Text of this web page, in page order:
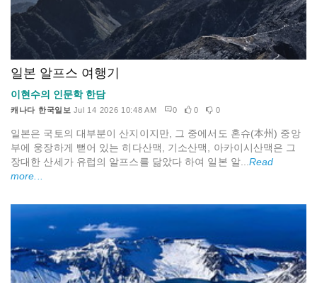
일본 알프스 여행기
이현수의 인문학 한담
캐나다 한국일보 Jul 14 2026 10:48 AM 0 0 0
일본은 국토의 대부분이 산지이지만, 그 중에서도 혼슈(本州) 중앙
부에 웅장하게 뻗어 있는 히다산맥, 기소산맥, 아카이시산맥은 그
장대한 산세가 유럽의 알프스를 닮았다 하여 일본 알...Read
more...